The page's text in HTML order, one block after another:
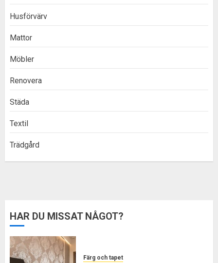
Husförvärv
Mattor
Möbler
Renovera
Städa
Textil
Trädgård
HAR DU MISSAT NÅGOT?
Färg och tapet